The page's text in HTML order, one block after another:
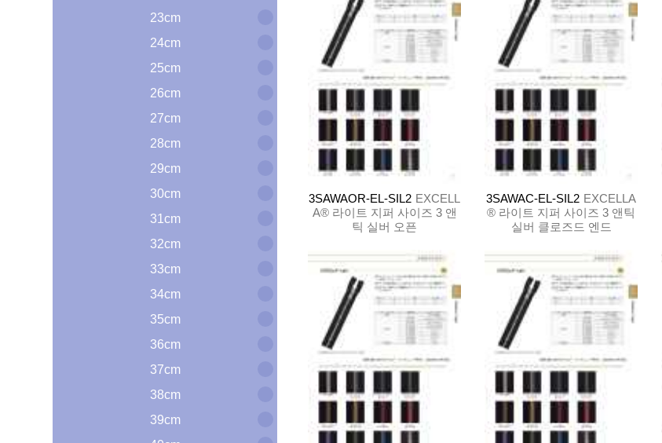
23cm
24cm
25cm
26cm
27cm
28cm
29cm
30cm
31cm
32cm
33cm
34cm
35cm
36cm
37cm
38cm
39cm
3SAWAOR-EL-SIL2 EXCELL
A® 라이트 지퍼 사이즈 3 앤
틱 실버 오픈
3SAWAC-EL-SIL2 EXCELLA
® 라이트 지퍼 사이즈 3 앤틱
실버 클로즈드 엔드